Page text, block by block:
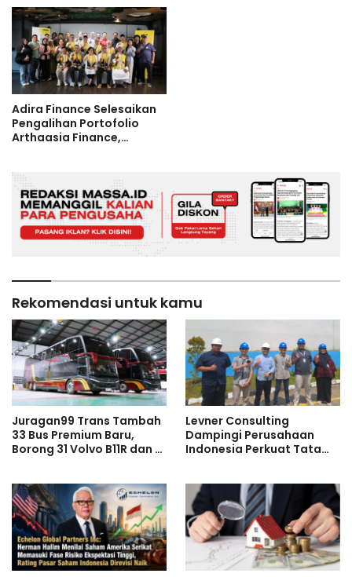
Jakarta 2026
Adira Finance Selesaikan
Pengalihan Portofolio
Arthaasia Finance,
Rekomendasi untuk kamu
Juragan99 Trans Tambah
33 Bus Premium Baru,
Borong 31 Volvo B11R dan 2
Levner Consulting
Dampingi Perusahaan
Indonesia Perkuat Tata